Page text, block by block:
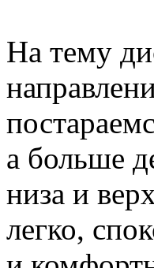
На тему
а больше
низа и
легко,